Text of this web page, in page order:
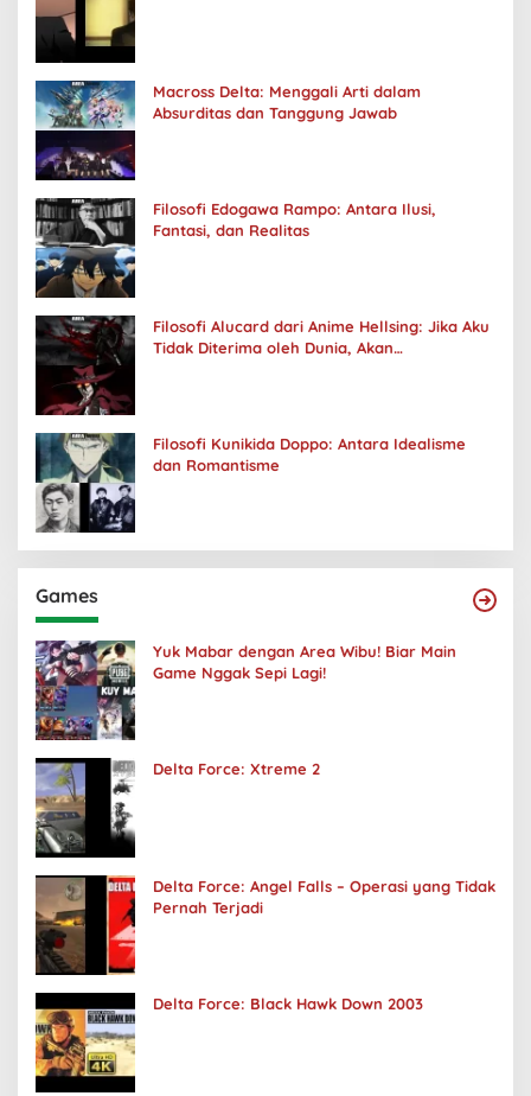
Macross Delta: Menggali Arti dalam
Absurditas dan Tanggung Jawab
Filosofi Edogawa Rampo: Antara Ilusi,
Fantasi, dan Realitas
Filosofi Alucard dari Anime Hellsing: Jika Aku
Tidak Diterima oleh Dunia, Akan
Filosofi Kunikida Doppo: Antara Idealisme
dan Romantisme
Games
Yuk Mabar dengan Area Wibu! Biar Main
Game Nggak Sepi Lagi!
Delta Force: Xtreme 2
Delta Force: Angel Falls – Operasi yang Tidak
Pernah Terjadi
Delta Force: Black Hawk Down 2003